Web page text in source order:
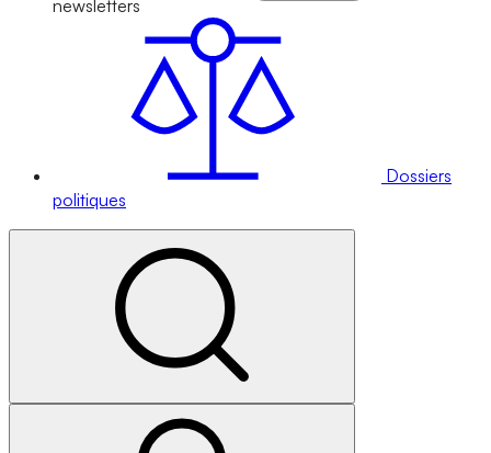
newsletters
Dossiers
politiques